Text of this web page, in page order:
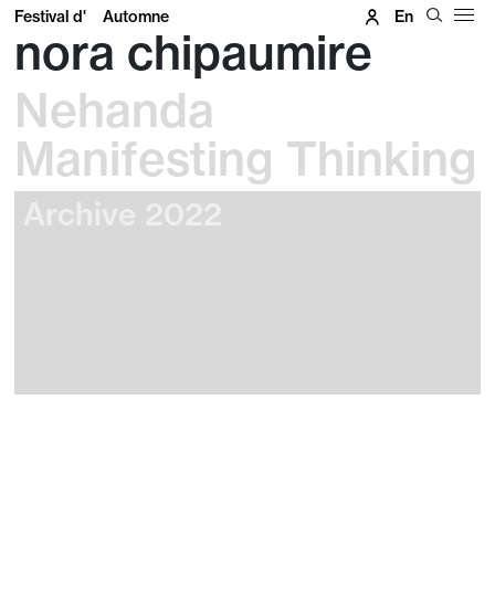
Festival d' Automne En
nora chipaumire
Nehanda
Manifesting Thinking